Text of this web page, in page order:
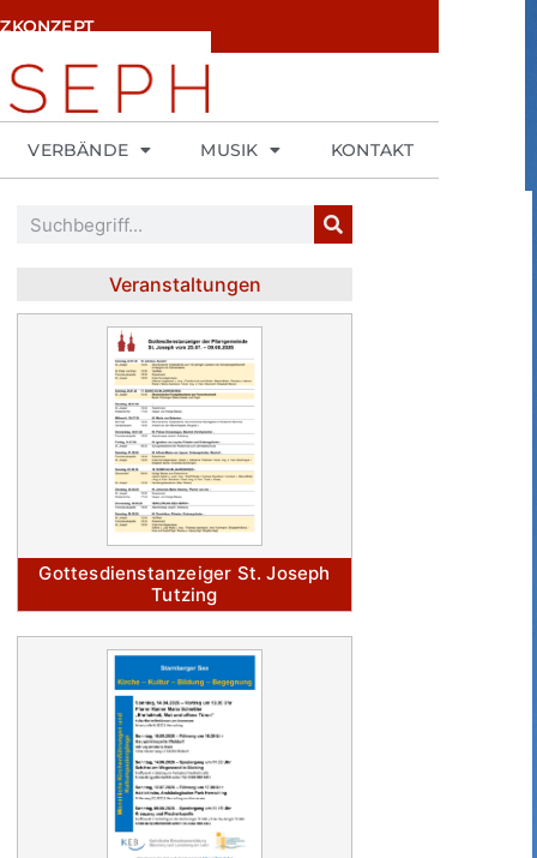
VERBÄNDE MUSIK KONTAKT
Veranstaltungen
Gottesdienstanzeiger St. Joseph
Tutzing